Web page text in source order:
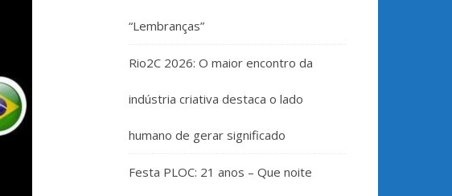
“Lembranças”
Rio2C 2026: O maior encontro da
indústria criativa destaca o lado
humano de gerar significado
Festa PLOC: 21 anos – Que noite